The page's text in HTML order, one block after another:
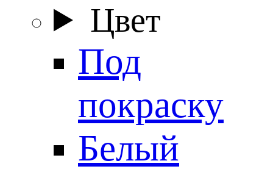
Цвет
Под
покраску
Белый